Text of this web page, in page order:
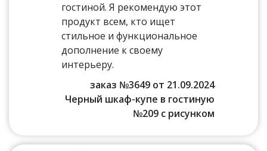
гостиной. Я рекомендую этот
продукт всем, кто ищет
стильное и функциональное
дополнение к своему
интерьеру.
заказ №3649 от 21.09.2024
Черный шкаф-купе в гостиную
№209 с рисунком